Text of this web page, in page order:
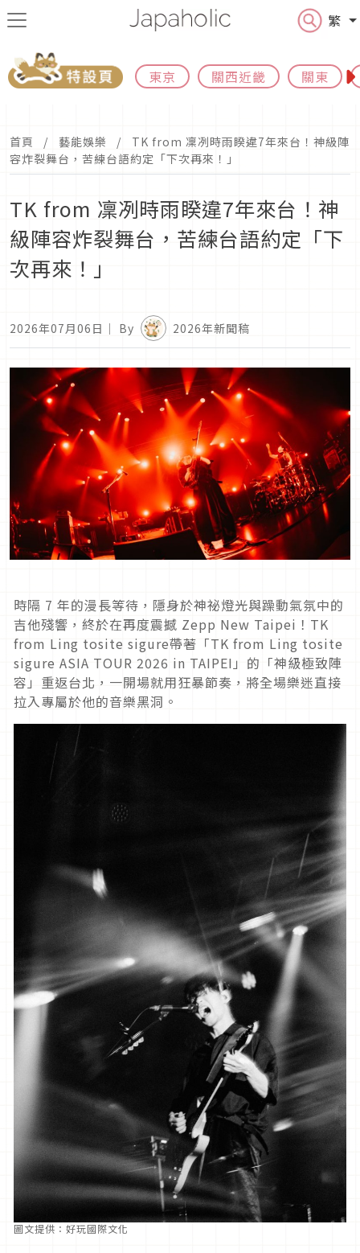
繁
東京 關西近畿 關東
首頁 藝能娛樂
TK from 凜冽時雨睽違7年來台！神級陣
容炸裂舞台，苦練台語約定「下次再來！」
TK from 凜冽時雨睽違7年來台！神
級陣容炸裂舞台，苦練台語約定「下
次再來！」
2026年07月06日 ｜ By 2026年新聞稿
時隔 7 年的漫長等待，隱身於神祕燈光與躁動氣氛中的
吉他殘響，終於在再度震撼 Zepp New Taipei！TK
from Ling tosite sigure帶著「TK from Ling tosite
sigure ASIA TOUR 2026 in TAIPEI」的「神級極致陣
容」重返台北，一開場就用狂暴節奏，將全場樂迷直接
拉入專屬於他的音樂黑洞。
圖文提供：好玩國際文化